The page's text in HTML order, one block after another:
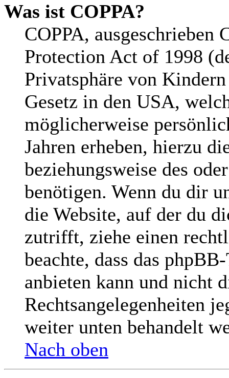
Was ist COPPA?
COPPA,
Protection Act of 1998
Privatsphäre von
Gesetz in den USA,
möglicherweise
Jahren erheben, hierzu
beziehungsweise des
benötigen. Wenn du dir
die Website, auf der du
zutrifft, ziehe einen
beachte, dass das
anbieten kann und nicht
Rechtsangelegenheiten
weiter unten behandelt
Nach oben